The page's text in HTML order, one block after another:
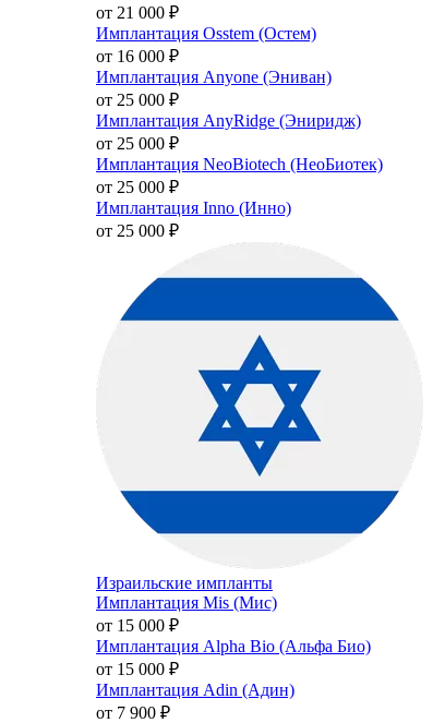
от 21 000 ₽
Имплантация Osstem (Остем)
от 16 000 ₽
Имплантация Anyone (Эниван)
от 25 000 ₽
Имплантация AnyRidge (Эниридж)
от 25 000 ₽
Имплантация NeoBiotech (НеоБиотек)
от 25 000 ₽
Имплантация Inno (Инно)
от 25 000 ₽
Израильские импланты
Имплантация Mis (Мис)
от 15 000 ₽
Имплантация Alpha Bio (Альфа Био)
от 15 000 ₽
Имплантация Adin (Адин)
от 7 900 ₽